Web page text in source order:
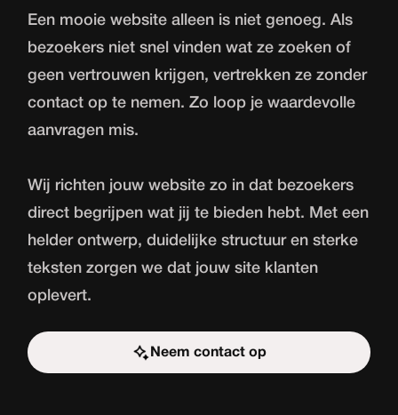
Een mooie website alleen is niet genoeg. Als
bezoekers niet snel vinden wat ze zoeken of
geen vertrouwen krijgen, vertrekken ze zonder
contact op te nemen. Zo loop je waardevolle
aanvragen mis.
Wij richten jouw website zo in dat bezoekers
direct begrijpen wat jij te bieden hebt. Met een
helder ontwerp, duidelijke structuur en sterke
teksten zorgen we dat jouw site klanten
oplevert.
Neem contact op
Start de uitdaging